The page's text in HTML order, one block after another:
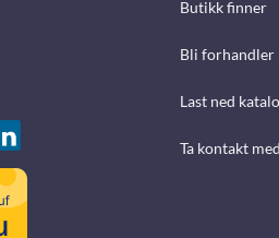
Butikk finner
Bli forhandler
Last ned
Ta kontakt med